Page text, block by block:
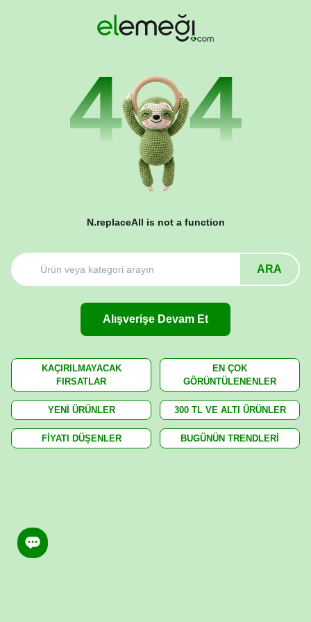
N.replaceAll is not a function
ARA
Alışverişe Devam Et
KAÇIRILMAYACAK
FIRSATLAR
EN ÇOK
GÖRÜNTÜLENENLER
YENİ ÜRÜNLER 300 TL VE ALTI ÜRÜNLER
FİYATI DÜŞENLER BUGÜNÜN TRENDLERİ